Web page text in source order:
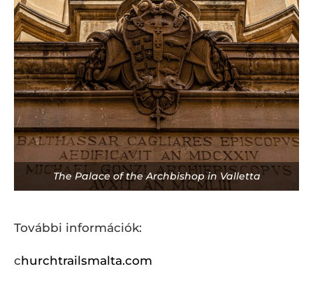
The Palace of the Archbishop in Valletta
További információk:
churchtrailsmalta.com